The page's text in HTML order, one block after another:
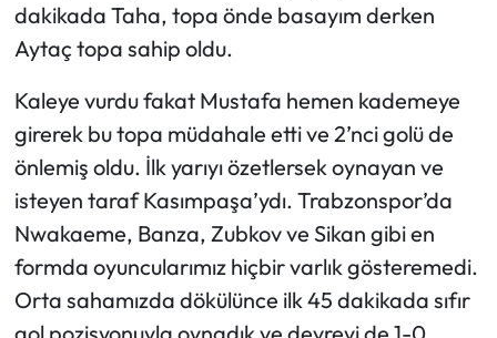
dakikada Taha, topa önde basayım derken
Aytaç topa sahip oldu.
Kaleye vurdu fakat Mustafa hemen kademeye
girerek bu topa müdahale etti ve 2’nci golü de
önlemiş oldu. İlk yarıyı özetlersek oynayan ve
isteyen taraf Kasımpaşa’ydı. Trabzonspor’da
Nwakaeme, Banza, Zubkov ve Sikan gibi en
formda oyuncularımız hiçbir varlık gösteremedi.
Orta sahamızda dökülünce ilk 45 dakikada sıfır